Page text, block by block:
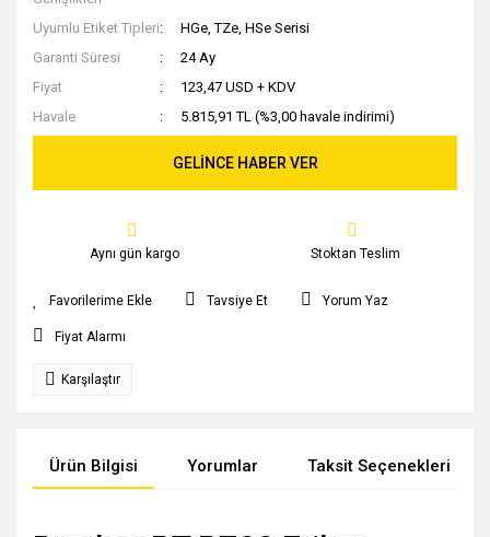
Uyumlu Etiket Tipleri
HGe, TZe, HSe Serisi
Garanti Süresi
24 Ay
Fiyat
123,47 USD + KDV
Havale
5.815,91 TL (%3,00 havale indirimi)
GELİNCE HABER VER
Aynı gün kargo Stoktan Teslim
Tavsiye Et Yorum Yaz
Fiyat Alarmı
Karşılaştır
Ürün Bilgisi Yorumlar Taksit Seçenekleri